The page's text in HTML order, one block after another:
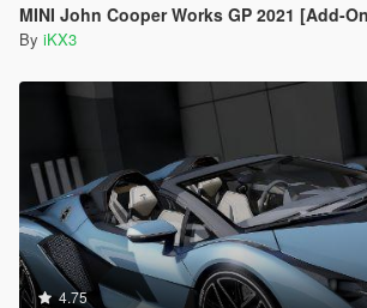
MINI John Cooper Works GP 2021 [Add-
By iKX3
4.75